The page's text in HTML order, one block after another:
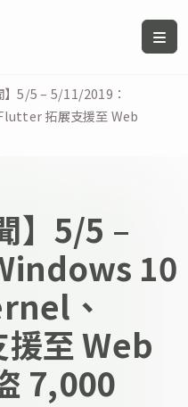
】5/5 – 5/11/2019：
拓展支援至 Web
】5/5 –
10
、
至 Web
7,000